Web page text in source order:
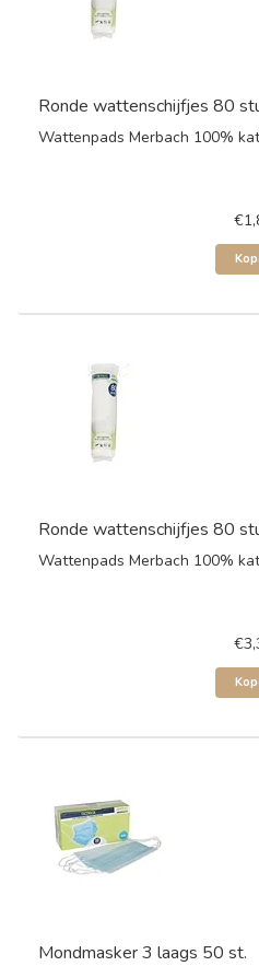
Ronde wattenschijfjes 80
Wattenpads Merbach 100%
Ronde wattenschijfjes 80
Wattenpads Merbach 100%
Mondmasker 3 laags 50 st.